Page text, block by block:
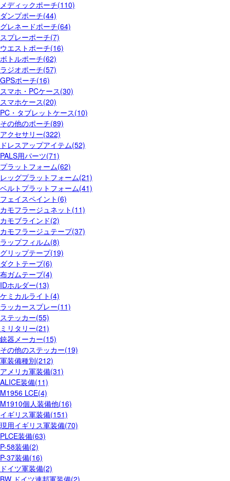
メディックポーチ(110)
ダンプポーチ(44)
グレネードポーチ(64)
スプレーポーチ(7)
ウエストポーチ(16)
ボトルポーチ(62)
ラジオポーチ(57)
GPSポーチ(16)
スマホ・PCケース(30)
スマホケース(20)
PC・タブレットケース(10)
その他のポーチ(89)
アクセサリー(322)
ドレスアップアイテム(52)
PALS用パーツ(71)
プラットフォーム(62)
レッグプラットフォーム(21)
ベルトプラットフォーム(41)
フェイスペイント(6)
カモフラージュネット(11)
カモブラインド(2)
カモフラージュテープ(37)
ラップフィルム(8)
グリップテープ(19)
ダクトテープ(6)
布ガムテープ(4)
IDホルダー(13)
ケミカルライト(4)
ラッカースプレー(11)
ステッカー(55)
ミリタリー(21)
銃器メーカー(15)
その他のステッカー(19)
軍装備種別(212)
アメリカ軍装備(31)
ALICE装備(11)
M1956 LCE(4)
M1910個人装備他(16)
イギリス軍装備(151)
現用イギリス軍装備(70)
PLCE装備(63)
P-58装備(2)
P-37装備(16)
ドイツ軍装備(2)
BW ドイツ連邦軍装備(2)